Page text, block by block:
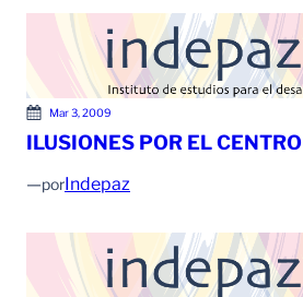
Mar 3, 2009
ILUSIONES POR EL CENTRO
—porIndepaz